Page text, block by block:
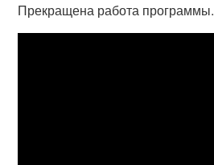
Прекращена работа программы.